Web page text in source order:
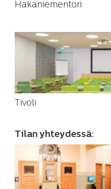
Hakaniementori
Tivoli
Tilan yhteydessä: